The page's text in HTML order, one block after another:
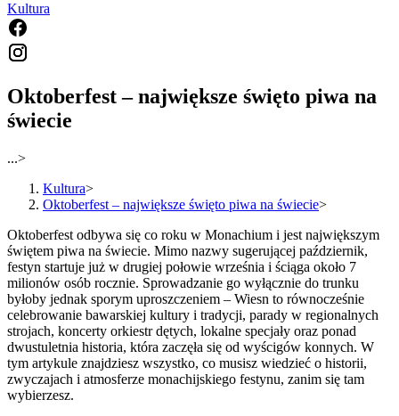
Kultura
Oktoberfest – największe święto piwa na
świecie
...>
Kultura>
Oktoberfest – największe święto piwa na świecie>
Oktoberfest odbywa się co roku w Monachium i jest największym
świętem piwa na świecie. Mimo nazwy sugerującej październik,
festyn startuje już w drugiej połowie września i ściąga około 7
milionów osób rocznie. Sprowadzanie go wyłącznie do trunku
byłoby jednak sporym uproszczeniem – Wiesn to równocześnie
celebrowanie bawarskiej kultury i tradycji, parady w regionalnych
strojach, koncerty orkiestr dętych, lokalne specjały oraz ponad
dwustuletnia historia, która zaczęła się od wyścigów konnych. W
tym artykule znajdziesz wszystko, co musisz wiedzieć o historii,
zwyczajach i atmosferze monachijskiego festynu, zanim się tam
wybierzesz.